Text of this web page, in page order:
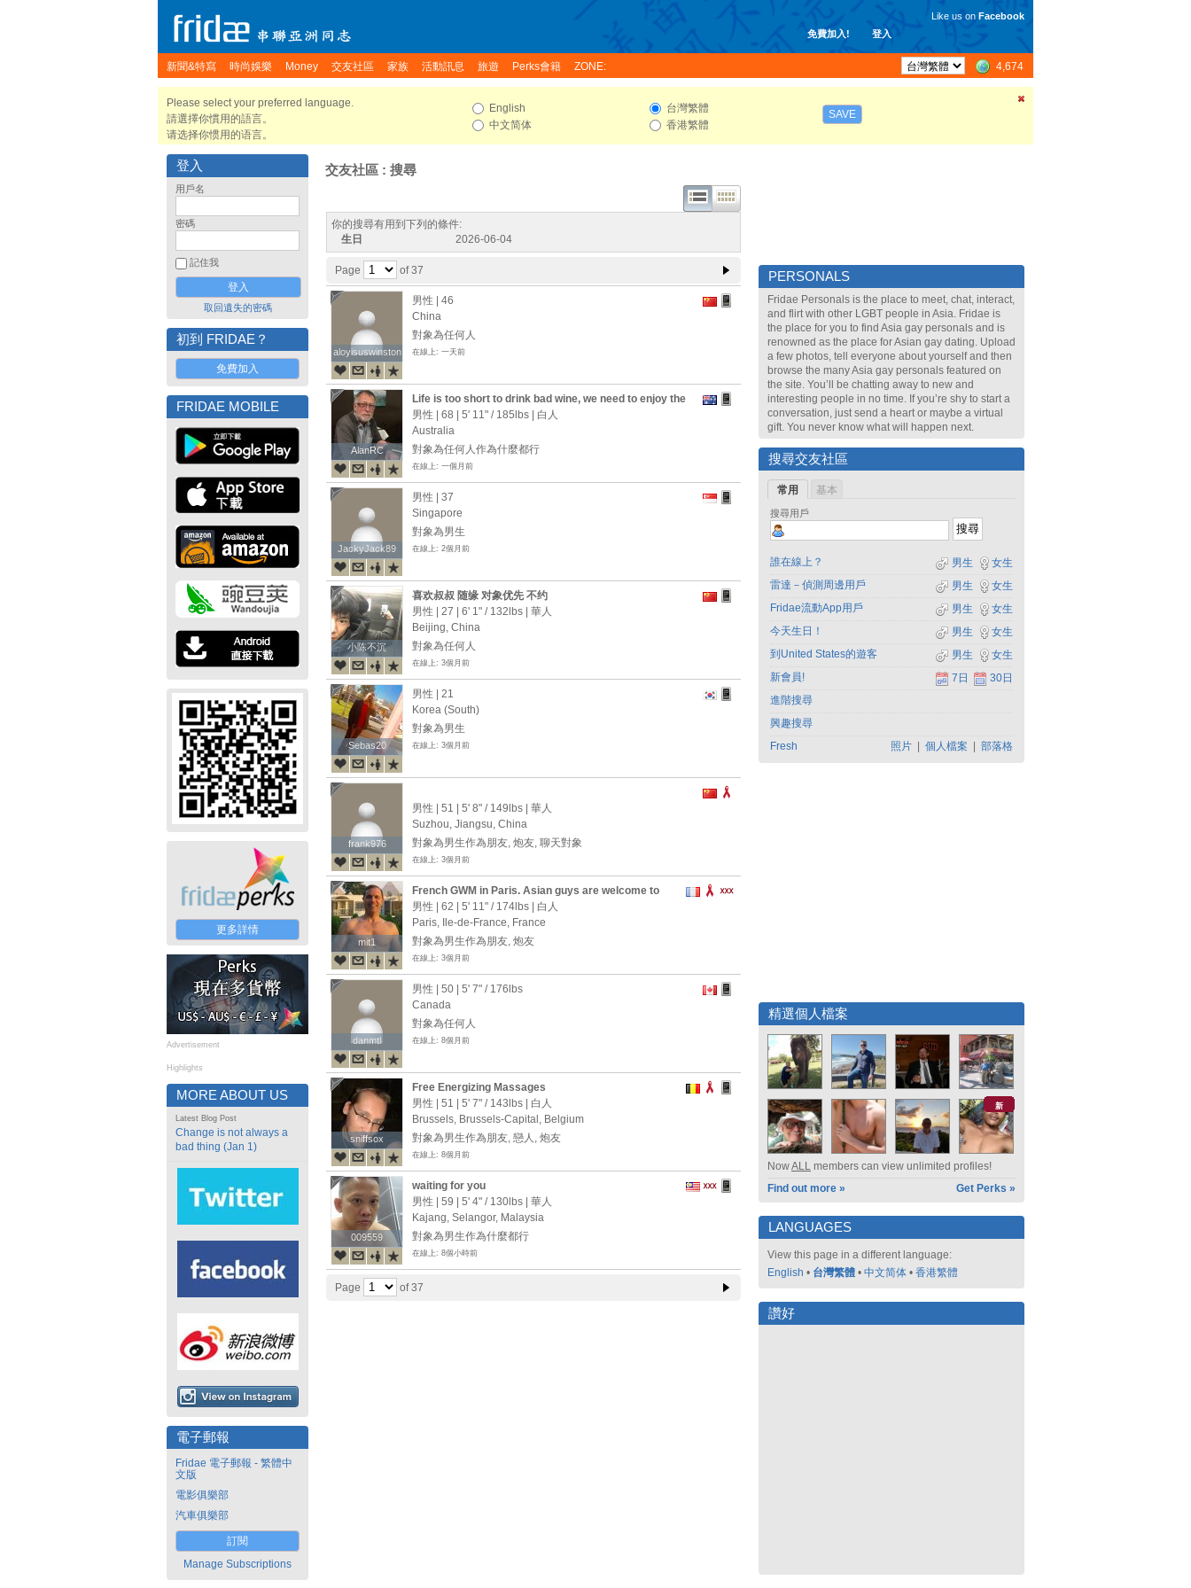
免費加入! 登入
Like us on Facebook
新聞&特寫 時尚娛樂 Money 交友社區 家族 活動訊息 旅遊 Perks會籍 ZONE: 4,674
Please select your preferred language.
請選擇你慣用的語言。
请选择你惯用的语言。
English
中文简体
台灣繁體
香港繁體
SAVE
登入
用戶名
密碼
記住我
取回遺失的密碼
初到 FRIDAE？
免費加入
FRIDAE MOBILE
更多詳情
Advertisement
Highlights
MORE ABOUT US
Latest Blog Post
Change is not always a
bad thing (Jan 1)
電子郵報
Fridae 電子郵報 - 繁體中
文版
電影俱樂部
汽車俱樂部
訂閱
Manage Subscriptions
交友社區 : 搜尋
你的搜尋有用到下列的條件:
生日
2026-06-04
Page of 37
aloyisuswinston
aloyisuswinston
男性 | 46
China
對象為任何人
在線上: 一天前
AlanRC
AlanRC
Life is too short to drink bad wine, we need to enjoy the
time we have on the planet, so love travelling especially
Asia, and Europe Meeting people and making friends
sharing good times
男性 | 68 | 5' 11" / 185lbs | 白人
Australia
對象為任何人作為什麼都行
在線上: 一個月前
JackyJack89
JackyJack89
男性 | 37
Singapore
對象為男生
在線上: 2個月前
小陈不沉
小陈不沉
喜欢叔叔 随缘 对象优先 不约
男性 | 27 | 6' 1" / 132lbs | 華人
Beijing, China
對象為任何人
在線上: 3個月前
Sebas20
Sebas20
男性 | 21
Korea (South)
對象為男生
在線上: 3個月前
frank976
frank976
男性 | 51 | 5' 8" / 149lbs | 華人
Suzhou, Jiangsu, China
對象為男生作為朋友, 炮友, 聊天對象
在線上: 3個月前
mit1
mit1
French GWM in Paris. Asian guys are welcome to
visit me in France!!
男性 | 62 | 5' 11" / 174lbs | 白人
Paris, Ile-de-France, France
對象為男生作為朋友, 炮友
在線上: 3個月前
danmtl
danmtl
男性 | 50 | 5' 7" / 176lbs
Canada
對象為任何人
在線上: 8個月前
sniffsox
sniffsox
Free Energizing Massages
男性 | 51 | 5' 7" / 143lbs | 白人
Brussels, Brussels-Capital, Belgium
對象為男生作為朋友, 戀人, 炮友
在線上: 8個月前
009559
009559
waiting for you
男性 | 59 | 5' 4" / 130lbs | 華人
Kajang, Selangor, Malaysia
對象為男生作為什麼都行
在線上: 8個小時前
Page of 37
PERSONALS
Fridae Personals is the place to meet, chat, interact,
and flirt with other LGBT people in Asia. Fridae is
the place for you to find Asia gay personals and is
renowned as the place for Asian gay dating. Upload
a few photos, tell everyone about yourself and then
browse the many Asia gay personals featured on
the site. You’ll be chatting away to new and
interesting people in no time. If you’re shy to start a
conversation, just send a heart or maybe a virtual
gift. You never know what will happen next.
搜尋交友社區
常用 基本
搜尋用戶
誰在線上？ 女生
男生
雷達－偵測周邊用戶
女生
男生
Fridae流動App用戶
女生
男生
今天生日！
女生
男生
到United States的遊客
女生
男生
新會員!
30日
7日
進階搜尋
興趣搜尋
Fresh
照片 個人檔案 部落格
精選個人檔案
新
NowALL members can view unlimited profiles!
Find out more »
Get Perks »
LANGUAGES
View this page in a different language:
English • 台灣繁體 • 中文简体 • 香港繁體
讚好